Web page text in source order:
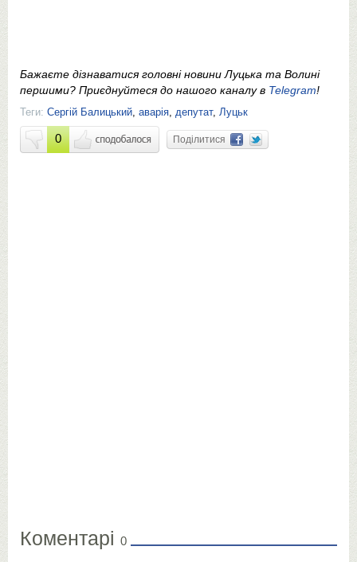
Бажаєте дізнаватися головні новини Луцька та Волині
першими? Приєднуйтеся до нашого каналу в Telegram!
Теги: Сергій Балицький, аварія, депутат, Луцьк
0 Поділитися
Коментарі 0